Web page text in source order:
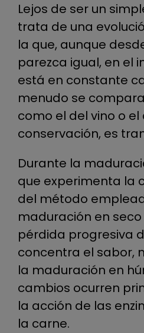
Lejos de ser un
trata de una
la que, aunque
parezca igual, en el
está en constante
menudo se
como el del vino o el
conservación, es
Durante la
que experimenta la
del método
maduración en
pérdida progresiva
concentra el sabor,
la maduración en
cambios ocurren
la acción de las
la carne.